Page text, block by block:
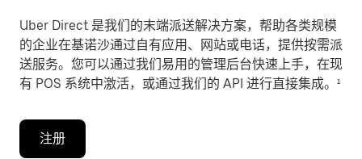
Uber Direct 是我们的末端派送解决方案，帮助各类规模
的企业在基诺沙通过自有应用、网站或电话，提供按需派
送服务。您可以通过我们易用的管理后台快速上手，在现
有 POS 系统中激活，或通过我们的 API 进行直接集成。¹
注册